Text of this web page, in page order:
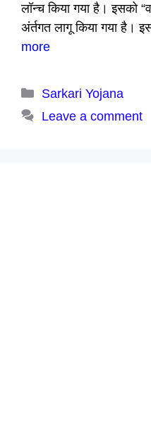
लॉन्च किया गया है। इसको
अंर्तगत लागू किया गया है।
more
Categories
Sarkari Yojana
Leave a comment